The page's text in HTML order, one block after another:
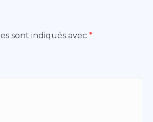
sont indiqués avec *